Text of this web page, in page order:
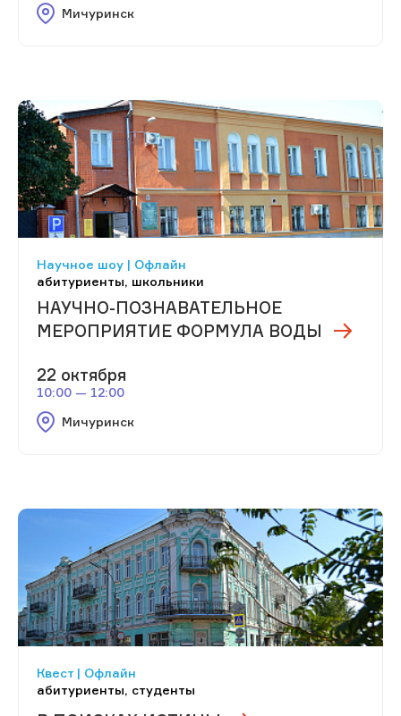
Мичуринск
Научное шоу | Офлайн
абитуриенты, школьники
НАУЧНО-ПОЗНАВАТЕЛЬНОЕ
МЕРОПРИЯТИЕ ФОРМУЛА ВОДЫ
22 октября
10:00 — 12:00
Мичуринск
Квест | Офлайн
абитуриенты, студенты